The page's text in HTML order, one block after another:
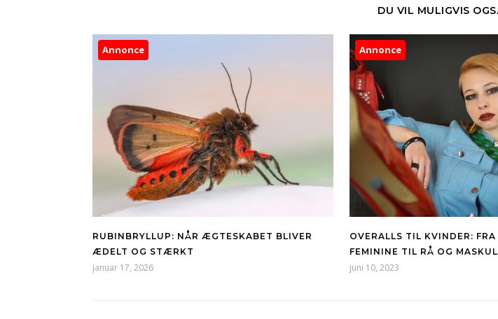
DU VIL MULIGVIS
Annonce
RUBINBRYLLUP: NÅR ÆGTESKABET BLIVER
ÆDELT OG STÆRKT
januar 17, 2026
Annonce
OVERALLS TIL KVINDER:
FEMININE TIL RÅ OG
juni 10, 2023